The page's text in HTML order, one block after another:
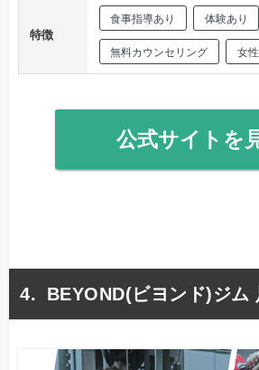
特徴
食事指導あり 体験あり
無料カウンセリング 女
公式サイトを
BEYOND(ビヨンド)ジム